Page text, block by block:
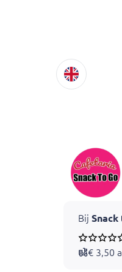
Bij Snack
€ 3,50